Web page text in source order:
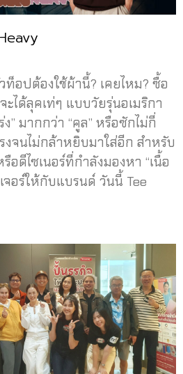
ท็อปต้องใช้ผ้านี้? เคยไหม? ซื้อ
ะได้ลุคเท่ๆ แบบวัยรุ่นอเมริกา
” มากกว่า “คูล” หรือซักไม่กี่
งจนไม่กล้าหยิบมาใส่อีก สำหรับ
อดีไซเนอร์ที่กำลังมองหา “เนื้อ
จอร์ให้กับแบรนด์ วันนี้ Tee